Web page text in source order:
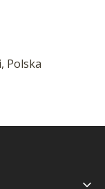
Polska